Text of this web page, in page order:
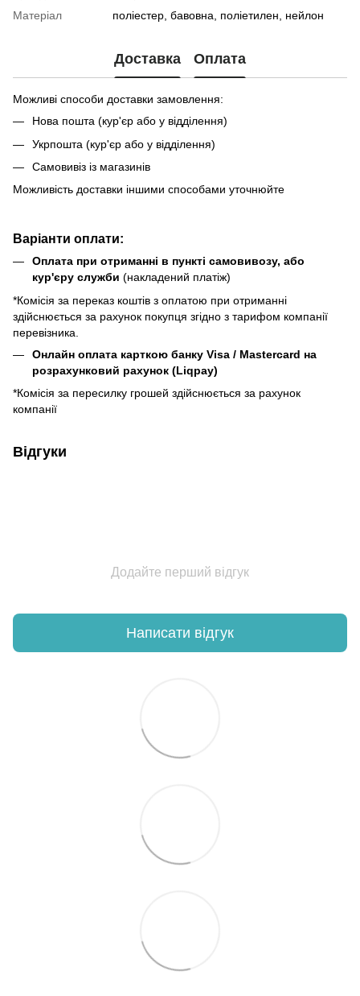
Матеріал
поліестер, бавовна, поліетилен, нейлон
Доставка Оплата
Можливі способи доставки замовлення:
Нова пошта (кур'єр або у відділення)
Укрпошта (кур'єр або у відділення)
Самовивіз із магазинів
Можливість доставки іншими способами уточнюйте
Варіанти оплати:
Оплата при отриманні в пункті самовивозу, або
кур'єру служби (накладений платіж)
*Комісія за переказ коштів з оплатою при отриманні
здійснюється за рахунок покупця згідно з тарифом компанії
перевізника.
Онлайн оплата карткою банку Visa / Mastercard на
розрахунковий рахунок (Liqpay)
*Комісія за пересилку грошей здійснюється за рахунок
компанії
Відгуки
Додайте перший відгук
Написати відгук